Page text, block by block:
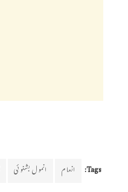
Tags: انعام انمول بشنوئی